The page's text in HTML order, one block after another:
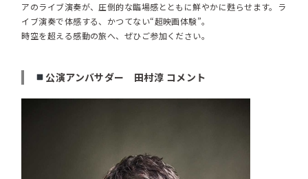
アのライブ演奏が、圧倒的な臨場感とともに鮮やかに甦らせます。ラ
イブ演奏で体感する、かつてない“超映画体験”。
時空を超える感動の旅へ、ぜひご参加ください。
公演アンバサダー 田村淳 コメント